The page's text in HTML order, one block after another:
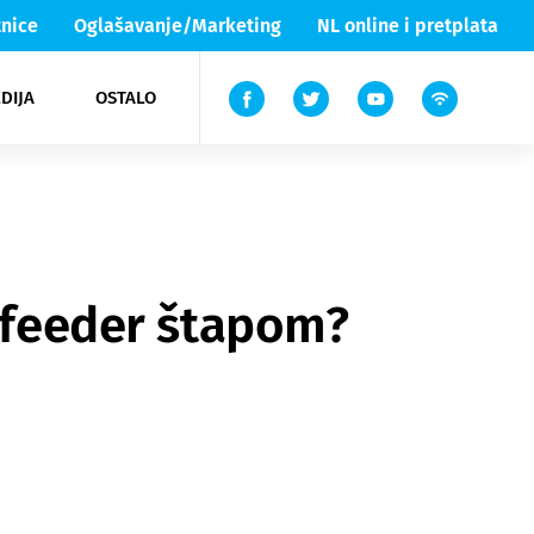
Oglašavanje/Marketing NL online i pretplata
OSTALO
Lika & Senj
TV
štapom?